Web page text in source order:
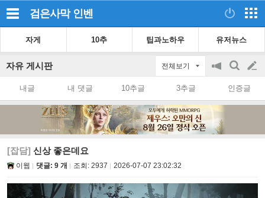
검은사막 인벤
자게 10추 팁과노하우 유저뉴스
자유 게시판 전체보기
공
on/off
검
색
글
쓰
내글 내 댓글 10추글 3추글 인증글
[잡담] 신상 좋은데요
이웹 댓글: 9 개 조회: 2937 2026-07-07 23:02:32